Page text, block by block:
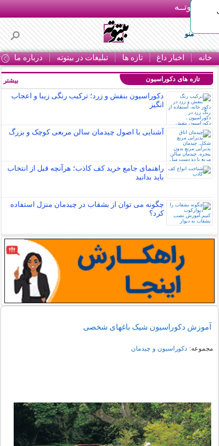
بـیتوتــه
منو
خانه اخبار داغ تازه ها تبلیغات در بیتوته درباره ما
تازه های دکوراسیون
دکوراسیون بنفش و زرد؛ ترکیب رنگی زیبا و اعجاب
انگیز
آشنایی با اصول چیدمان سالن مربعی کوچک و بزرگ
راهنمای جامع خرید کف کاذب؛ هرآنچه قبل از انتخاب
باید بدانید
چگونه می توان از بشقاب در چیدمان منزل استفاده
کرد؟
بیشتر
آموزش دکوراسیون شیک باغهای شخصی
مجموعه: دکوراسیون و چیدمان